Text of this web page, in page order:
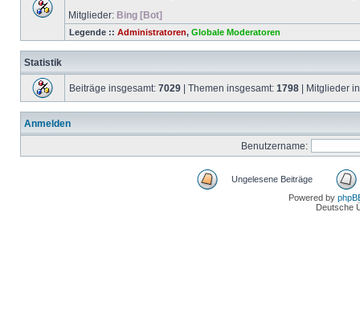
Mitglieder: Bing [Bot]
Legende :: Administratoren, Globale Moderatoren
Statistik
Beiträge insgesamt: 7029 | Themen insgesamt: 1798 | Mitglieder
Anmelden
Benutzername:
Ungelesene Beiträge
Powered by
Deutsche